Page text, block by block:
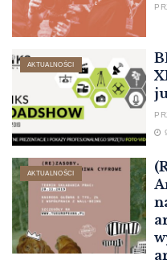
AKTUALNOŚCI
AKTUALNOŚCI